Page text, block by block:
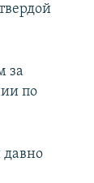
за
по
давно